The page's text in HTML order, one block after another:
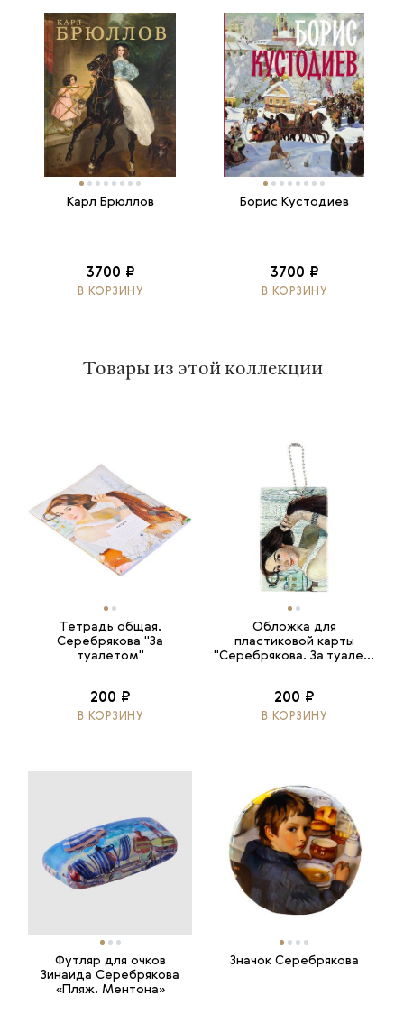
Карл Брюллов
3700 ₽
В КОРЗИНУ
Борис Кустодиев
3700 ₽
В КОРЗИНУ
Товары из этой коллекции
Тетрадь общая.
Серебрякова "За
туалетом"
200 ₽
В КОРЗИНУ
Обложка для
пластиковой карты
"Серебрякова. За туале...
200 ₽
В КОРЗИНУ
Футляр для очков
Зинаида Серебрякова
«Пляж. Ментона»
Значок Серебрякова